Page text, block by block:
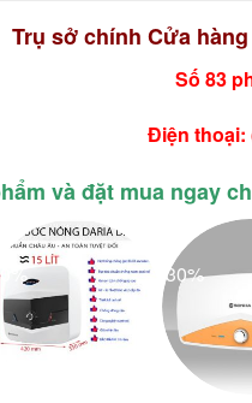
Trụ sở chính Cửa
Số 83
Điện thoại:
và đặt mua ngay
-30%